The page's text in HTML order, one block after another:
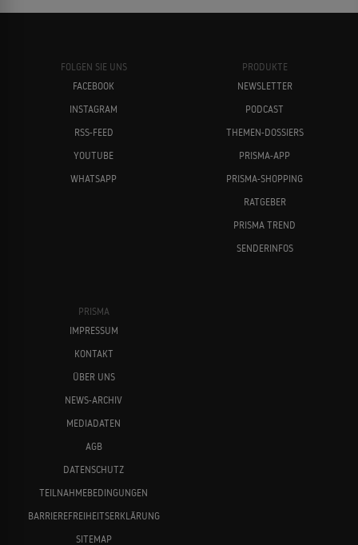
FOLGEN SIE UNS
FACEBOOK
INSTAGRAM
RSS-FEED
YOUTUBE
WHATSAPP
PRODUKTE
NEWSLETTER
PODCAST
THEMEN-DOSSIERS
PRISMA-APP
PRISMA-SHOPPING
RATGEBER
PRISMA TREND
SENDERINFOS
PRISMA
IMPRESSUM
KONTAKT
ÜBER UNS
NEWS-ARCHIV
MEDIADATEN
AGB
DATENSCHUTZ
TEILNAHMEBEDINGUNGEN
BARRIEREFREIHEITSERKLÄRUNG
SITEMAP